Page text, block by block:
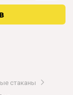
стаканы